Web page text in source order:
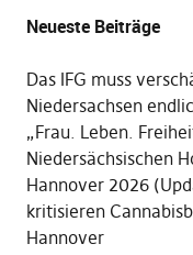
Neueste Beiträge
Das IFG muss
Niedersachsen
„Frau. Leben.
Niedersächsischen
Hannover 2026
kritisieren
Hannover